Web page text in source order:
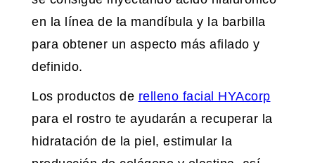
en la línea de la mandíbula y la barbilla
para obtener un aspecto más afilado y
definido.
Los productos de relleno facial HYAcorp
para el rostro te ayudarán a recuperar la
hidratación de la piel, estimular la